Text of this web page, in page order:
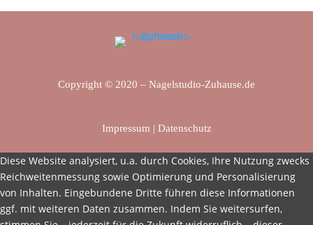
Copyright © 2020 – Nagelstudio-Zuhause.de
Impressum | Datenschutz
Diese Website analysiert, u.a. durch Cookies, Ihre Nutzung zwecks
Reichweitenmessung sowie Optimierung und Personalisierung
von Inhalten. Eingebundene Dritte führen diese Informationen
ggf. mit weiteren Daten zusammen. Indem Sie weitersurfen,